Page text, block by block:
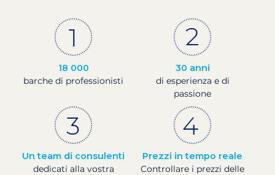
18 000
barche di professionisti
30 anni
di esperienza e di
passione
Un team di consulenti
dedicati alla vostra
Prezzi in tempo reale
Controllare i prezzi delle